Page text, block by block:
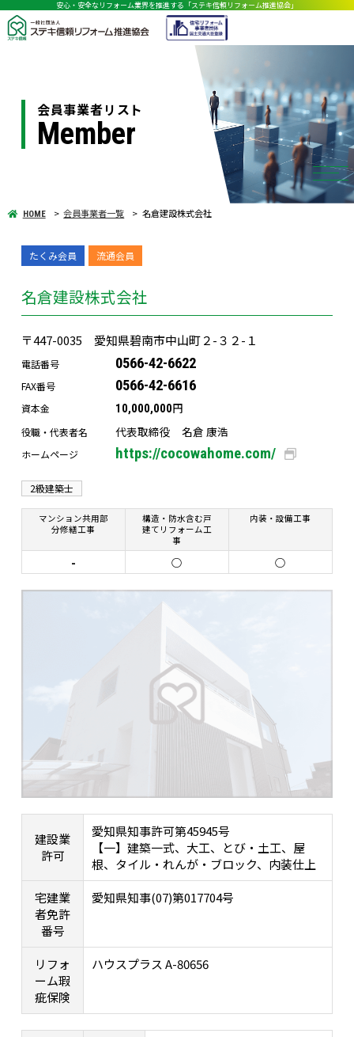
安心・安全なリフォーム業界を推進する「ステキ信頼リフォーム推進協会」
会員事業者リスト
Member
HOME 会員事業者一覧 名倉建設株式会社
名倉建設株式会社
たくみ会員 流通会員
〒447-0035 愛知県碧南市中山町２-３２-１
電話番号 0566-42-6622
FAX番号 0566-42-6616
資本金 10,000,000円
役職・代表者名 代表取締役 名倉 康浩
ホームページ https://cocowahome.com/
2級建築士
マンション共用部
分修繕工事
構造・防水含む戸
建てリフォーム工
事
内装・設備工事
- ○ ○
建設業
許可
愛知県知事許可第45945号
【一】建築一式、大工、とび・土工、屋
根、タイル・れんが・ブロック、内装仕上
宅建業
者免許
番号
愛知県知事(07)第017704号
リフォ
ーム瑕
疵保険
ハウスプラス A-80656